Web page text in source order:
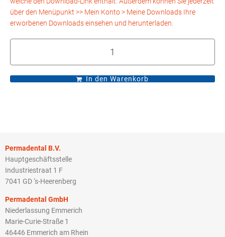
In den Warenkorb
Permadental B.V.
Hauptgeschäftsstelle
Industriestraat 1 F
7041 GD ‘s-Heerenberg
Permadental GmbH
Niederlassung Emmerich
Marie-Curie-Straße 1
46446 Emmerich am Rhein